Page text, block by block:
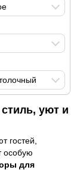
уют и
гостей,
особую
для